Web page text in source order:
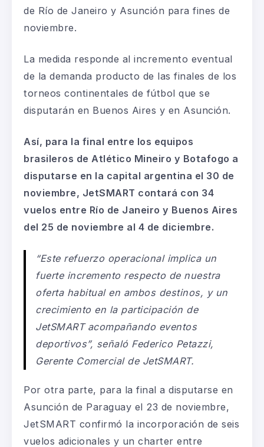
de Río de Janeiro y Asunción para fines de
noviembre.
La medida responde al incremento eventual
de la demanda producto de las finales de los
torneos continentales de fútbol que se
disputarán en Buenos Aires y en Asunción.
Así, para la final entre los equipos
brasileros de Atlético Mineiro y Botafogo a
disputarse en la capital argentina el 30 de
noviembre, JetSMART contará con 34
vuelos entre Río de Janeiro y Buenos Aires
del 25 de noviembre al 4 de diciembre.
“Este refuerzo operacional implica un
fuerte incremento respecto de nuestra
oferta habitual en ambos destinos, y un
crecimiento en la participación de
JetSMART acompañando eventos
deportivos”, señaló Federico Petazzi,
Gerente Comercial de JetSMART.
Por otra parte, para la final a disputarse en
Asunción de Paraguay el 23 de noviembre,
JetSMART confirmó la incorporación de seis
vuelos adicionales y un charter entre